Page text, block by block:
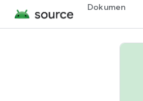
Dokumen